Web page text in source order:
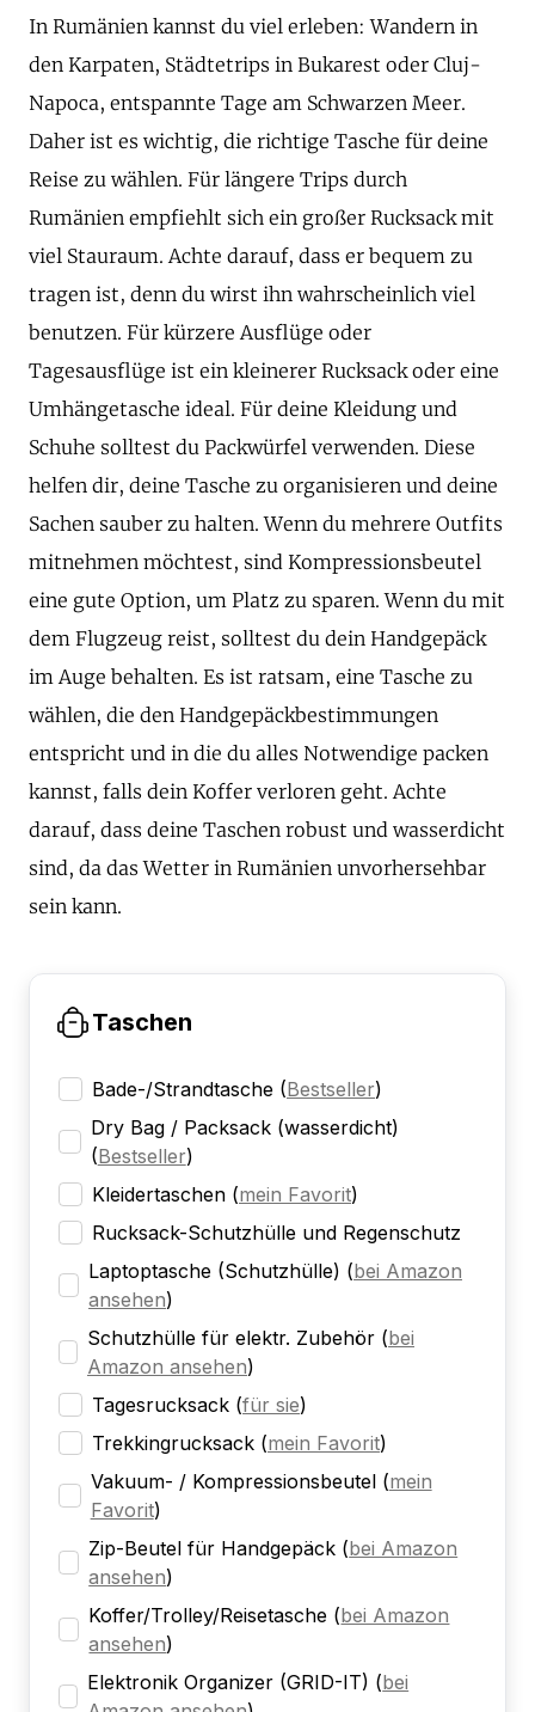
In Rumänien kannst du viel erleben: Wandern in
den Karpaten, Städtetrips in Bukarest oder Cluj-
Napoca, entspannte Tage am Schwarzen Meer.
Daher ist es wichtig, die richtige Tasche für deine
Reise zu wählen. Für längere Trips durch
Rumänien empfiehlt sich ein großer Rucksack mit
viel Stauraum. Achte darauf, dass er bequem zu
tragen ist, denn du wirst ihn wahrscheinlich viel
benutzen. Für kürzere Ausflüge oder
Tagesausflüge ist ein kleinerer Rucksack oder eine
Umhängetasche ideal. Für deine Kleidung und
Schuhe solltest du Packwürfel verwenden. Diese
helfen dir, deine Tasche zu organisieren und deine
Sachen sauber zu halten. Wenn du mehrere Outfits
mitnehmen möchtest, sind Kompressionsbeutel
eine gute Option, um Platz zu sparen. Wenn du mit
dem Flugzeug reist, solltest du dein Handgepäck
im Auge behalten. Es ist ratsam, eine Tasche zu
wählen, die den Handgepäckbestimmungen
entspricht und in die du alles Notwendige packen
kannst, falls dein Koffer verloren geht. Achte
darauf, dass deine Taschen robust und wasserdicht
sind, da das Wetter in Rumänien unvorhersehbar
sein kann.
Taschen
Bade-/Strandtasche (Bestseller)
Dry Bag / Packsack (wasserdicht)
(Bestseller)
Kleidertaschen (mein Favorit)
Rucksack-Schutzhülle und Regenschutz
Laptoptasche (Schutzhülle) (bei Amazon
ansehen)
Schutzhülle für elektr. Zubehör (bei
Amazon ansehen)
Tagesrucksack (für sie)
Trekkingrucksack (mein Favorit)
Vakuum- / Kompressionsbeutel (mein
Favorit)
Zip-Beutel für Handgepäck (bei Amazon
ansehen)
Koffer/Trolley/Reisetasche (bei Amazon
ansehen)
Elektronik Organizer (GRID-IT) (bei